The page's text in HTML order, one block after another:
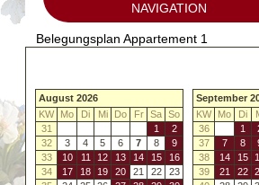
NAVIGATION
Belegungsplan Appartement 1
August 2026
KW
Mo Di Mi Do Fr Sa
So
31
1
2
32
3 4 5 6 7 8
9
33
10 11 12 13 14 15
16
34
17 18 19 20 21 22
23
September
KW
Mo Di
36
1
37
7 8
38
14 15
39
21 22